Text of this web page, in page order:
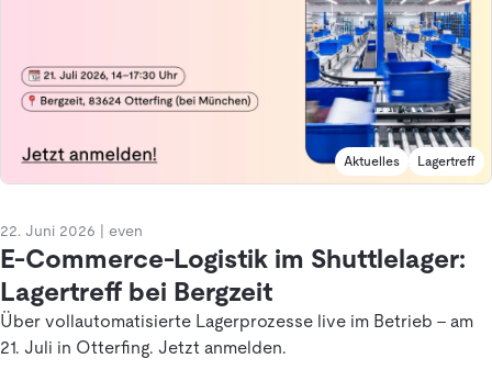
Aktuelles Lagertreff
22. Juni 2026 even
E-Commerce-Logistik im Shuttlelager:
Lagertreff bei Bergzeit
Über vollautomatisierte Lagerprozesse live im Betrieb – am
21. Juli in Otterfing. Jetzt anmelden.